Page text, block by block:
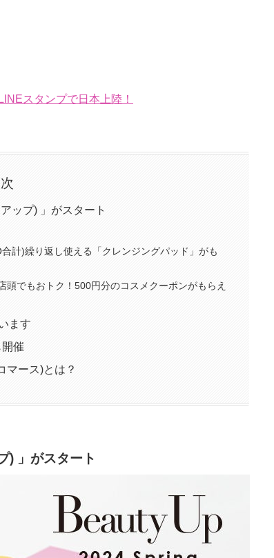
スタンプで日本上陸！
ップ) 」がスタート
計)繰り返し使える「クレンジングパッド」がも
でもおトク！500円分のコスメクーポンがもらえ
ます
催
マース)とは？
) 」がスタート